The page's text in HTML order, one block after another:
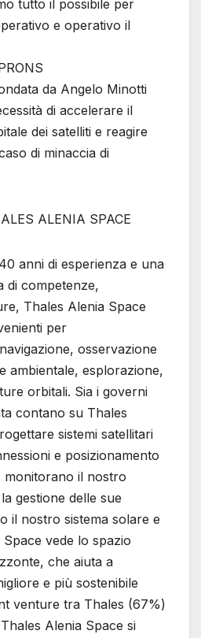
tutto il possibile per
e operativo il
da Angelo Minotti
di accelerare il
dei satelliti e reagire
di minaccia di
ALENIA SPACE
anni di esperienza e una
di competenze,
Thales Alenia Space
per
osservazione
ambientale, esplorazione,
orbitali. Sia i governi
contano su Thales
sistemi satellitari
e posizionamento
monitorano il nostro
gestione delle sue
il nostro sistema solare e
vede lo spazio
che aiuta a
e più sostenibile
venture tra Thales (67%)
Alenia Space si